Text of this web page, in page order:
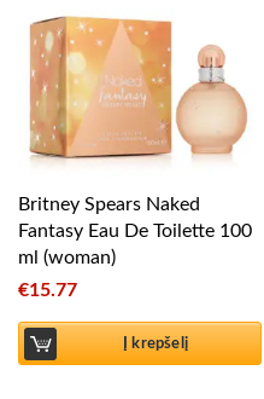
Britney Spears Naked
Fantasy Eau De Toilette 100
ml (woman)
€15.77
Į krepšelį